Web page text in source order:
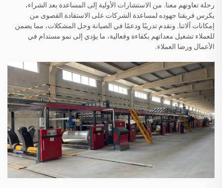
رحلة تعاونهم معنا. من الاستشارات الأولية إلى المساعدة بعد الشراء،
يكرس فريقنا جهوده لمساعدة الشركات على الاستفادة القصوى من
إمكانات آلاتنا. ونقدم تدريبًا ودعمًا في الصيانة وحل المشكلات، مما يضمن
للعملاء تشغيل معداتهم بكفاءة وفعالية، ما يؤدي إلى نمو مستدام في
الأعمال ورضا العملاء.